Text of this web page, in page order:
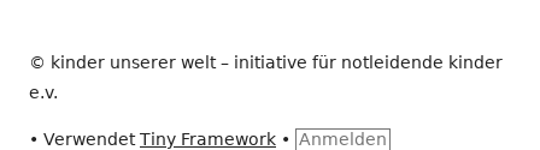
© kinder unserer welt – initiative für notleidende kinder
e.v.
• VerwendetTiny Framework • Anmelden